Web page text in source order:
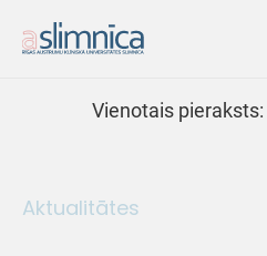
Vienotais pieraksts:
Aktualitātes